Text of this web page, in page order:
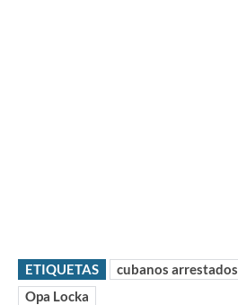
ETIQUETAS cubanos arrestados
Opa Locka